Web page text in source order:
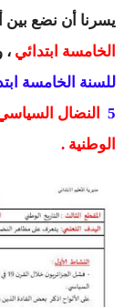
يسرنا أن نضع
الخامسة ابتدائي ،
5
النضال
الوطنية .